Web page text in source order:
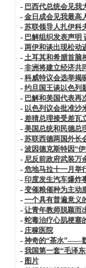
- 巴西代总统会见我
- 金日成会见我最高
- 苏联领导人扎伊科
- 巴解组织发表声明
- 两伊和谈出现松动
- 土耳其和希腊首脑
- 非洲将建立经济共
- 科威特议会选举揭
- 约旦国王谈以色列
- 巴解和美国代表再
- 以色列议会批准沙
- 差猜总理接受差瓦
- 美国总统和民德总
- 苏联西德两国外长
- 波因德克斯特因“
- 尼反前政府武装万
- 危地马拉十一月举
- 印度发生汽车爆炸
- 变催粮催种为主动
- 一个具有普遍意义
- 让青年教师脱颖
- 蛇毒治疗心肌梗
- 庄稼医院
- 神奇的“茶水”——
- 我国第一套“毛泽
- 图片